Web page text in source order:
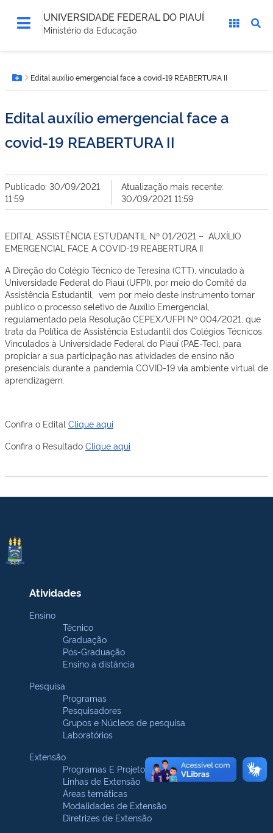
UNIVERSIDADE FEDERAL DO PIAUÍ
Ministério da Educação
está
aqui:Botão Menu
Edital auxílio emergencial face a covid-19 REABERTURA II
Edital auxílio emergencial face a
covid-19 REABERTURA II
Publicado: 30/09/2021
11:59
Atualização mais recente:
30/09/2021 11:59
EDITAL ASSISTÊNCIA ESTUDANTIL Nº 01/2021 – AUXÍLIO
EMERGENCIAL FACE A COVID-19 REABERTURA II
A Direção do Colégio Técnico de Teresina (CTT), vinculado à
Universidade Federal do Piauí (UFPI), por meio do Comitê da
Assistência Estudantil, vem por meio deste instrumento tornar
público o processo seletivo de Auxílio Emergencial,
regulamentado pela Resolução CEPEX/UFPI Nº 004/2021, que
trata da Política de Assistência Estudantil dos Colégios Técnicos
Vinculados à Universidade Federal do Piauí (PAE-Tec), para
propiciar a sua participação nas atividades de ensino não
presenciais durante a pandemia COVID-19 via ambiente virtual de
aprendizagem.
Confira o Edital Clique aqui
Confira o Resultado Clique aqui
Atividades
Ensino
Técnico
Graduação
Pós-Graduação
Ensino a distância
Pesquisa
Programas
Pesquisadores
Grupos e Núcleos de pesquisa
Laboratórios
Extensão
Programas E Projetos
Linhas de Extensão
Áreas temáticas
Modalidades de Extensão
Diretrizes de Extensão